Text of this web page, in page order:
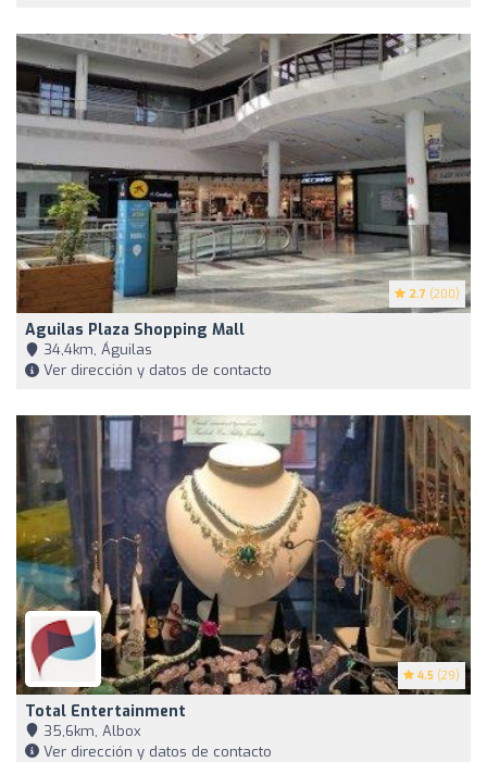
2.7 (200)
Aguilas Plaza Shopping Mall
34,4km, Águilas
Ver dirección y datos de contacto
4.5 (29)
Total Entertainment
35,6km, Albox
Ver dirección y datos de contacto